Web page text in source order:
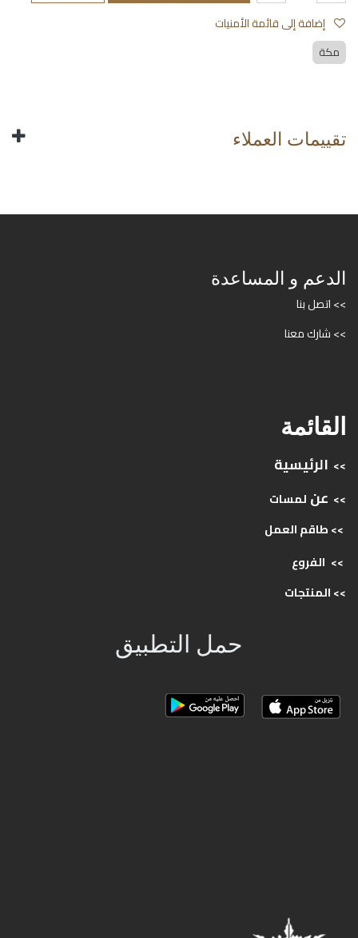
مكة
تقييمات العملاء
الدعم و المساعدة
>> اتصل بنا
>> شارك معنا
القائمة
>> الرئيسية
>> عن لمسات
>> طاقمالعمل
>> الفروع
>>المنتجات
حمل التطبيق